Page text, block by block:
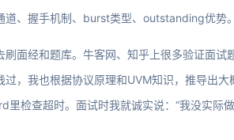
道、握手机制、burst类型、outstanding优势
刷面经和题库。牛客网、知乎上很多验证面试
过，我也根据协议原理和UVM知识，推导出
里检查超时。面试时我就诚实说：“我没实际